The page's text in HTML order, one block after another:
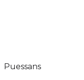
Puessans